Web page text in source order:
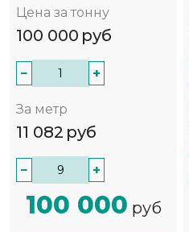
Цена за тонну
100 000 руб
− +
За метр
11 082 руб
− +
100 000 руб